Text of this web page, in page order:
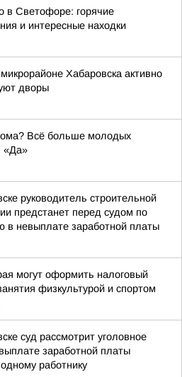
в Светофоре: горячие
и интересные находки
Хабаровска активно
дворы
Всё больше молодых
«Да»
руководитель строительной
предстанет перед судом по
в невыплате заработной платы
могут оформить налоговый
физкультурой и спортом
суд рассмотрит уголовное
заработной платы
работнику